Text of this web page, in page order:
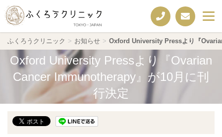
ふくろうクリニック > お知らせ > Oxford University Pressより『
Oxford University Pressより『Ovarian
Cancer Immunotherapy』が10月に刊
行決定